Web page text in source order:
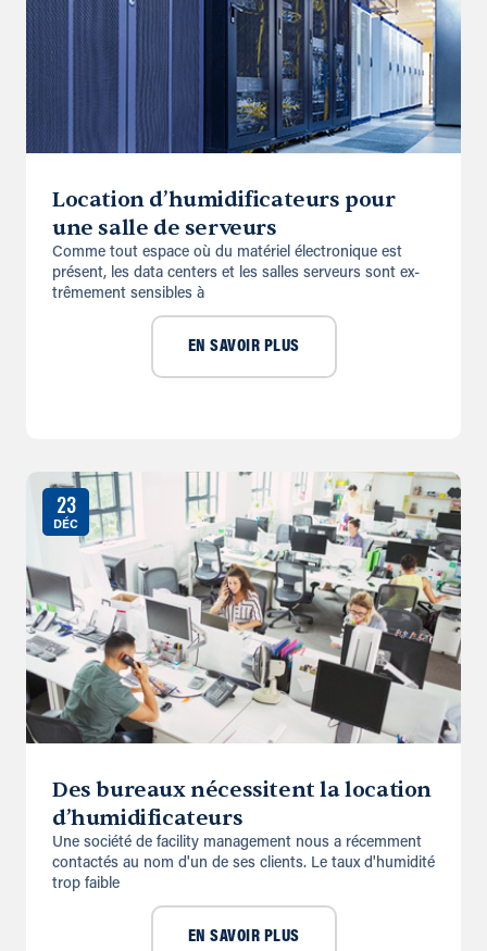
Location d’humidificateurs pour
une salle de serveurs
Comme tout espace où du matériel électronique est
présent, les data centers et les salles serveurs sont ex­
trêmement sensibles à
EN SAVOIR PLUS
23
DÉC
Des bureaux nécessitent la location
d’humidificateurs
Une société de facility management nous a récemment
con­tactés au nom d'un de ses clients. Le taux d'humidité
trop faible
EN SAVOIR PLUS